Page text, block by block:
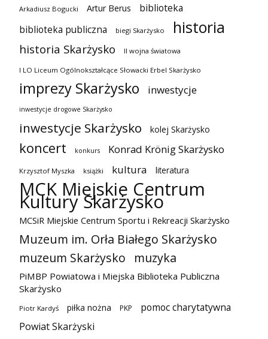
Arkadiusz Bogucki Artur Berus
biblioteka
biblioteka publiczna
biegi Skarżysko historia
historia Skarżysko II wojna światowa
I LO Liceum Ogólnokształcące Słowacki Erbel Skarżysko
imprezy Skarżysko inwestycje
inwestycje drogowe Skarżysko
inwestycje Skarżysko kolej Skarżysko
koncert konkurs Konrad Krönig Skarżysko
Krzysztof Myszka książki kultura literatura
MCK Miejskie Centrum
Kultury Skarżysko
MCSiR Miejskie Centrum Sportu i Rekreacji Skarżysko
Muzeum im. Orła Białego Skarżysko
muzeum Skarżysko
muzyka
PiMBP Powiatowa i Miejska Biblioteka Publiczna
Skarżysko
Piotr Kardyś piłka nożna PKP
pomoc charytatywna
Powiat Skarżyski